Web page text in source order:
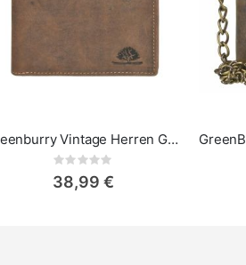
Greenburry Vintage Herren Geldbörse
Rating:
38,99 €